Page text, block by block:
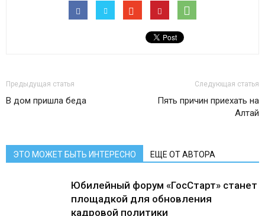
Предыдущая статья
В дом пришла беда
Следующая статья
Пять причин приехать на
Алтай
ЭТО МОЖЕТ БЫТЬ ИНТЕРЕСНО ЕЩЕ ОТ АВТОРА
Юбилейный форум «ГосСтарт» станет
площадкой для обновления
кадровой политики